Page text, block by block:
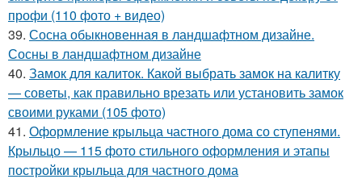
профи (110 фото + видео)
39. Сосна обыкновенная в ландшафтном дизайне.
Сосны в ландшафтном дизайне
40. Замок для калиток. Какой выбрать замок на калитку
— советы, как правильно врезать или установить замок
своими руками (105 фото)
41. Оформление крыльца частного дома со ступенями.
Крыльцо — 115 фото стильного оформления и этапы
постройки крыльца для частного дома